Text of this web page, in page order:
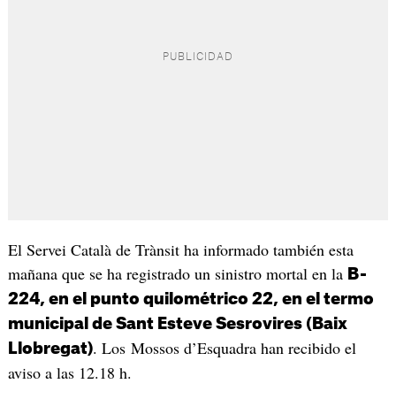
El Servei Català de Trànsit ha informado también esta
mañana que se ha registrado un sinistro mortal en la B-
224, en el punto quilométrico 22, en el termo
municipal de Sant Esteve Sesrovires (Baix
Llobregat). Los Mossos d’Esquadra han recibido el
aviso a las 12.18 h.